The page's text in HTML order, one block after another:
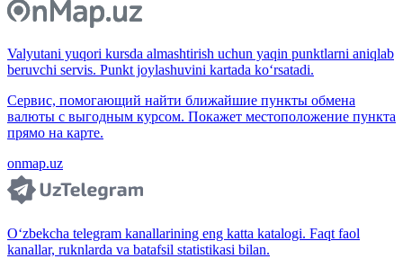
Valyutani yuqori kursda almashtirish uchun yaqin punktlarni aniqlab
beruvchi servis. Punkt joylashuvini kartada ko‘rsatadi.
Сервис, помогающий найти ближайшие пункты обмена
валюты с выгодным курсом. Покажет местоположение пункта
прямо на карте.
onmap.uz
O‘zbekcha telegram kanallarining eng katta katalogi. Faqt faol
kanallar, ruknlarda va batafsil statistikasi bilan.